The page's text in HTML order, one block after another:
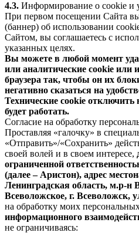
4.3. Информирование о cookie и
При первом посещении Сайта
(баннер) об использовании
Сайтом, вы соглашаетесь с
указанных целях.
Вы можете в любой момент
или аналитические cookie или
браузера так, чтобы он их
негативно сказаться на
Технические cookie
будет работать.
Согласие на обработку
Проставляя «галочку» в
«Отправить»/«Сохранить»
своей волей и в своем интересе,
ограниченной
(далее – Аристон), адрес
Ленинградская область, м.р-н
Всеволожское, г. Всеволожск,
на обработку моих
информационного
не ограничиваясь: